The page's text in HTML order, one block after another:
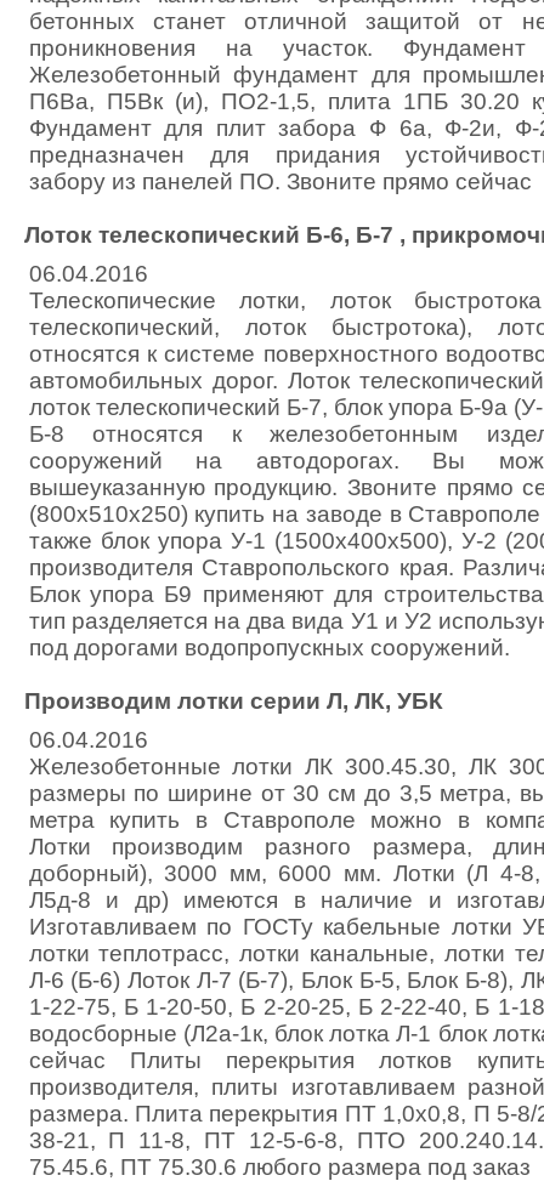
бетонных станет отличной защитой от
проникновения на участок.
Железобетонный фундамент для
П6Ва, П5Вк (и), ПО2-1,5, плита 1ПБ 30.20
Фундамент для плит забора Ф 6а, Ф-2и,
предназначен для придания
забору из панелей ПО. Звоните прямо сейчас
Лоток телескопический Б-6, Б-7 ,
06.04.2016
Телескопические лотки, лоток
телескопический, лоток быстротока),
относятся к системе поверхностного
автомобильных дорог. Лоток
лоток телескопический Б-7, блок упора Б-9а
Б-8 относятся к железобетонным
сооружений на автодорогах. Вы
вышеуказанную продукцию. Звоните прямо
(800х510х250) купить на заводе в
также блок упора У-1 (1500х400х500), У-2
производителя Ставропольского края.
Блок упора Б9 применяют для
тип разделяется на два вида У1 и У2
под дорогами водопропускных сооружений.
Производим лотки серии Л, ЛК, УБК
06.04.2016
Железобетонные лотки ЛК 300.45.30, ЛК
размеры по ширине от 30 см до 3,5 метра,
метра купить в Ставрополе можно в
Лотки производим разного размера,
доборный), 3000 мм, 6000 мм. Лотки (Л 4-
Л5д-8 и др) имеются в наличие и
Изготавливаем по ГОСТу кабельные лотки
лотки теплотрасс, лотки канальные, лотки
Л-6 (Б-6) Лоток Л-7 (Б-7), Блок Б-5, Блок Б-8),
1-22-75, Б 1-20-50, Б 2-20-25, Б 2-22-40, Б 1-
водосборные (Л2а-1к, блок лотка Л-1 блок
сейчас Плиты перекрытия лотков
производителя, плиты изготавливаем
размера. Плита перекрытия ПТ 1,0х0,8, П 5-
38-21, П 11-8, ПТ 12-5-6-8, ПТО
75.45.6, ПТ 75.30.6 любого размера под заказ